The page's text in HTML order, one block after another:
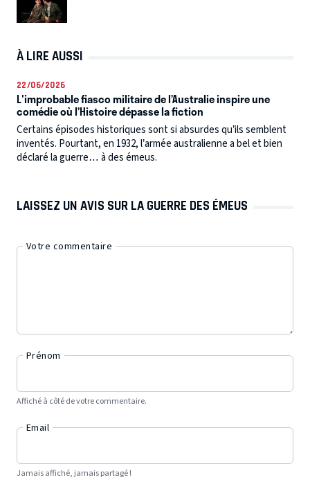
À LIRE AUSSI
22/06/2026
L'improbable fiasco militaire de l’Australie inspire une
comédie où l’Histoire dépasse la fiction
Certains épisodes historiques sont si absurdes qu’ils semblent
inventés. Pourtant, en 1932, l’armée australienne a bel et bien
déclaré la guerre… à des émeus.
LAISSEZ UN AVIS SUR LA GUERRE DES ÉMEUS
Votre commentaire
Prénom
Affiché à côté de votre commentaire.
Email
Jamais affiché, jamais partagé !